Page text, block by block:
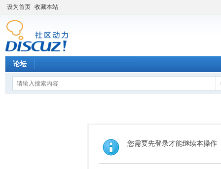
设为首页 收藏本站
论坛
您需要先登录才能继续本操作